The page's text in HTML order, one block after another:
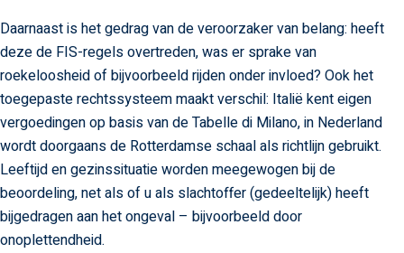
Daarnaast is het gedrag van de veroorzaker van belang: heeft
deze de FIS-regels overtreden, was er sprake van
roekeloosheid of bijvoorbeeld rijden onder invloed? Ook het
toegepaste rechtssysteem maakt verschil: Italië kent eigen
vergoedingen op basis van de Tabelle di Milano, in Nederland
wordt doorgaans de Rotterdamse schaal als richtlijn gebruikt.
Leeftijd en gezinssituatie worden meegewogen bij de
beoordeling, net als of u als slachtoffer (gedeeltelijk) heeft
bijgedragen aan het ongeval – bijvoorbeeld door
onoplettendheid.